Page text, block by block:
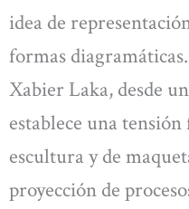
idea de
formas diagramáticas.
Xabier Laka, desde
establece una
escultura y de
proyección de